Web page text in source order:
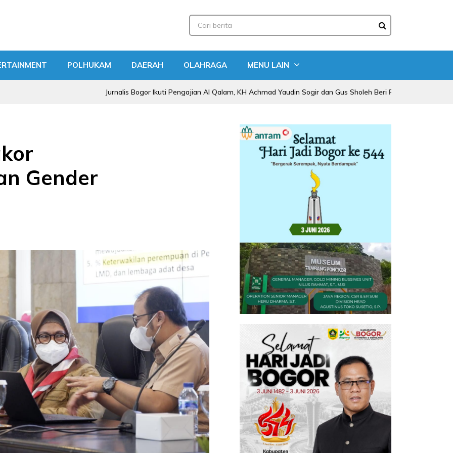
POLHUKAM DAERAH OLAHRAGA MENU LAIN
Jurnalis Bogor Ikuti Pengajian Al Qalam, KH Achmad Yaudin Sogir dan Gus Sholeh Beri Pesan Spiritual
Gender